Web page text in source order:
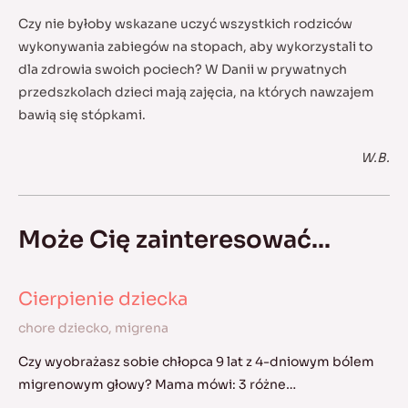
Czy nie byłoby wskazane uczyć wszystkich rodziców
wykonywania zabiegów na stopach, aby wykorzystali to
dla zdrowia swoich pociech? W Danii w prywatnych
przedszkolach dzieci mają zajęcia, na których nawzajem
bawią się stópkami.
W.B.
Może Cię zainteresować...
Cierpienie dziecka
chore dziecko, migrena
Czy wyobrażasz sobie chłopca 9 lat z 4-dniowym bólem
migrenowym głowy? Mama mówi: 3 różne…